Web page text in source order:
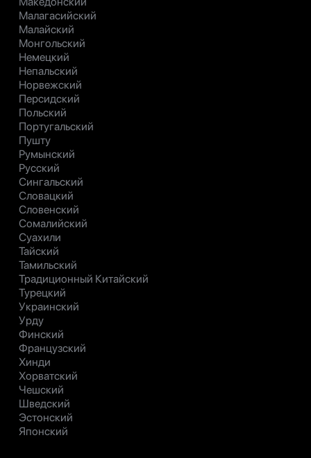
Малагасийский
Малайский
Монгольский
Немецкий
Непальский
Норвежский
Персидский
Польский
Португальский
Пушту
Румынский
Русский
Сингальский
Словацкий
Словенский
Сомалийский
Суахили
Тайский
Тамильский
Традиционный Китайский
Турецкий
Украинский
Урду
Финский
Французский
Хинди
Хорватский
Чешский
Шведский
Эстонский
Японский